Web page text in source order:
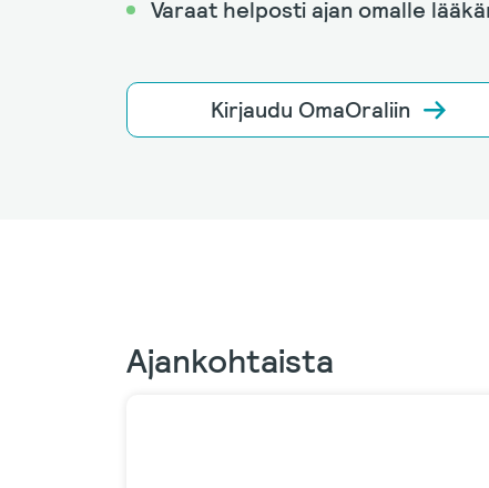
Varaat helposti ajan omalle
Kirjaudu OmaOraliin
Ajankohtaista